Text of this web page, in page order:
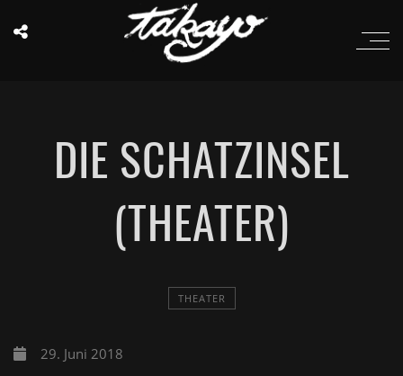
DIE SCHATZINSEL
(THEATER)
THEATER
29. Juni 2018